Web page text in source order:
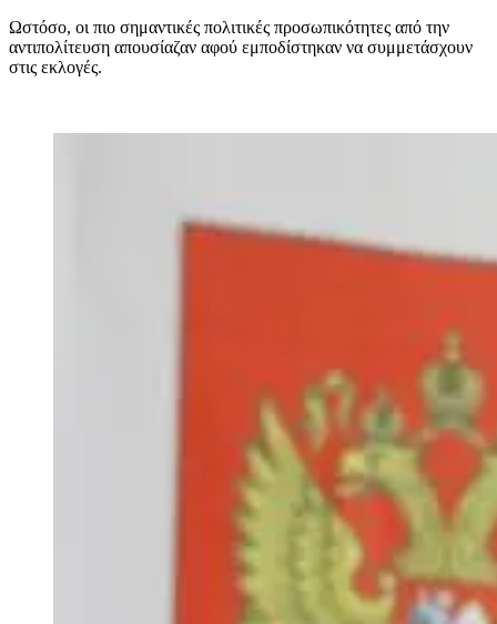
Ωστόσο, οι πιο σημαντικές πολιτικές προσωπικότητες από την
αντιπολίτευση απουσίαζαν αφού εμποδίστηκαν να συμμετάσχουν
στις εκλογές.